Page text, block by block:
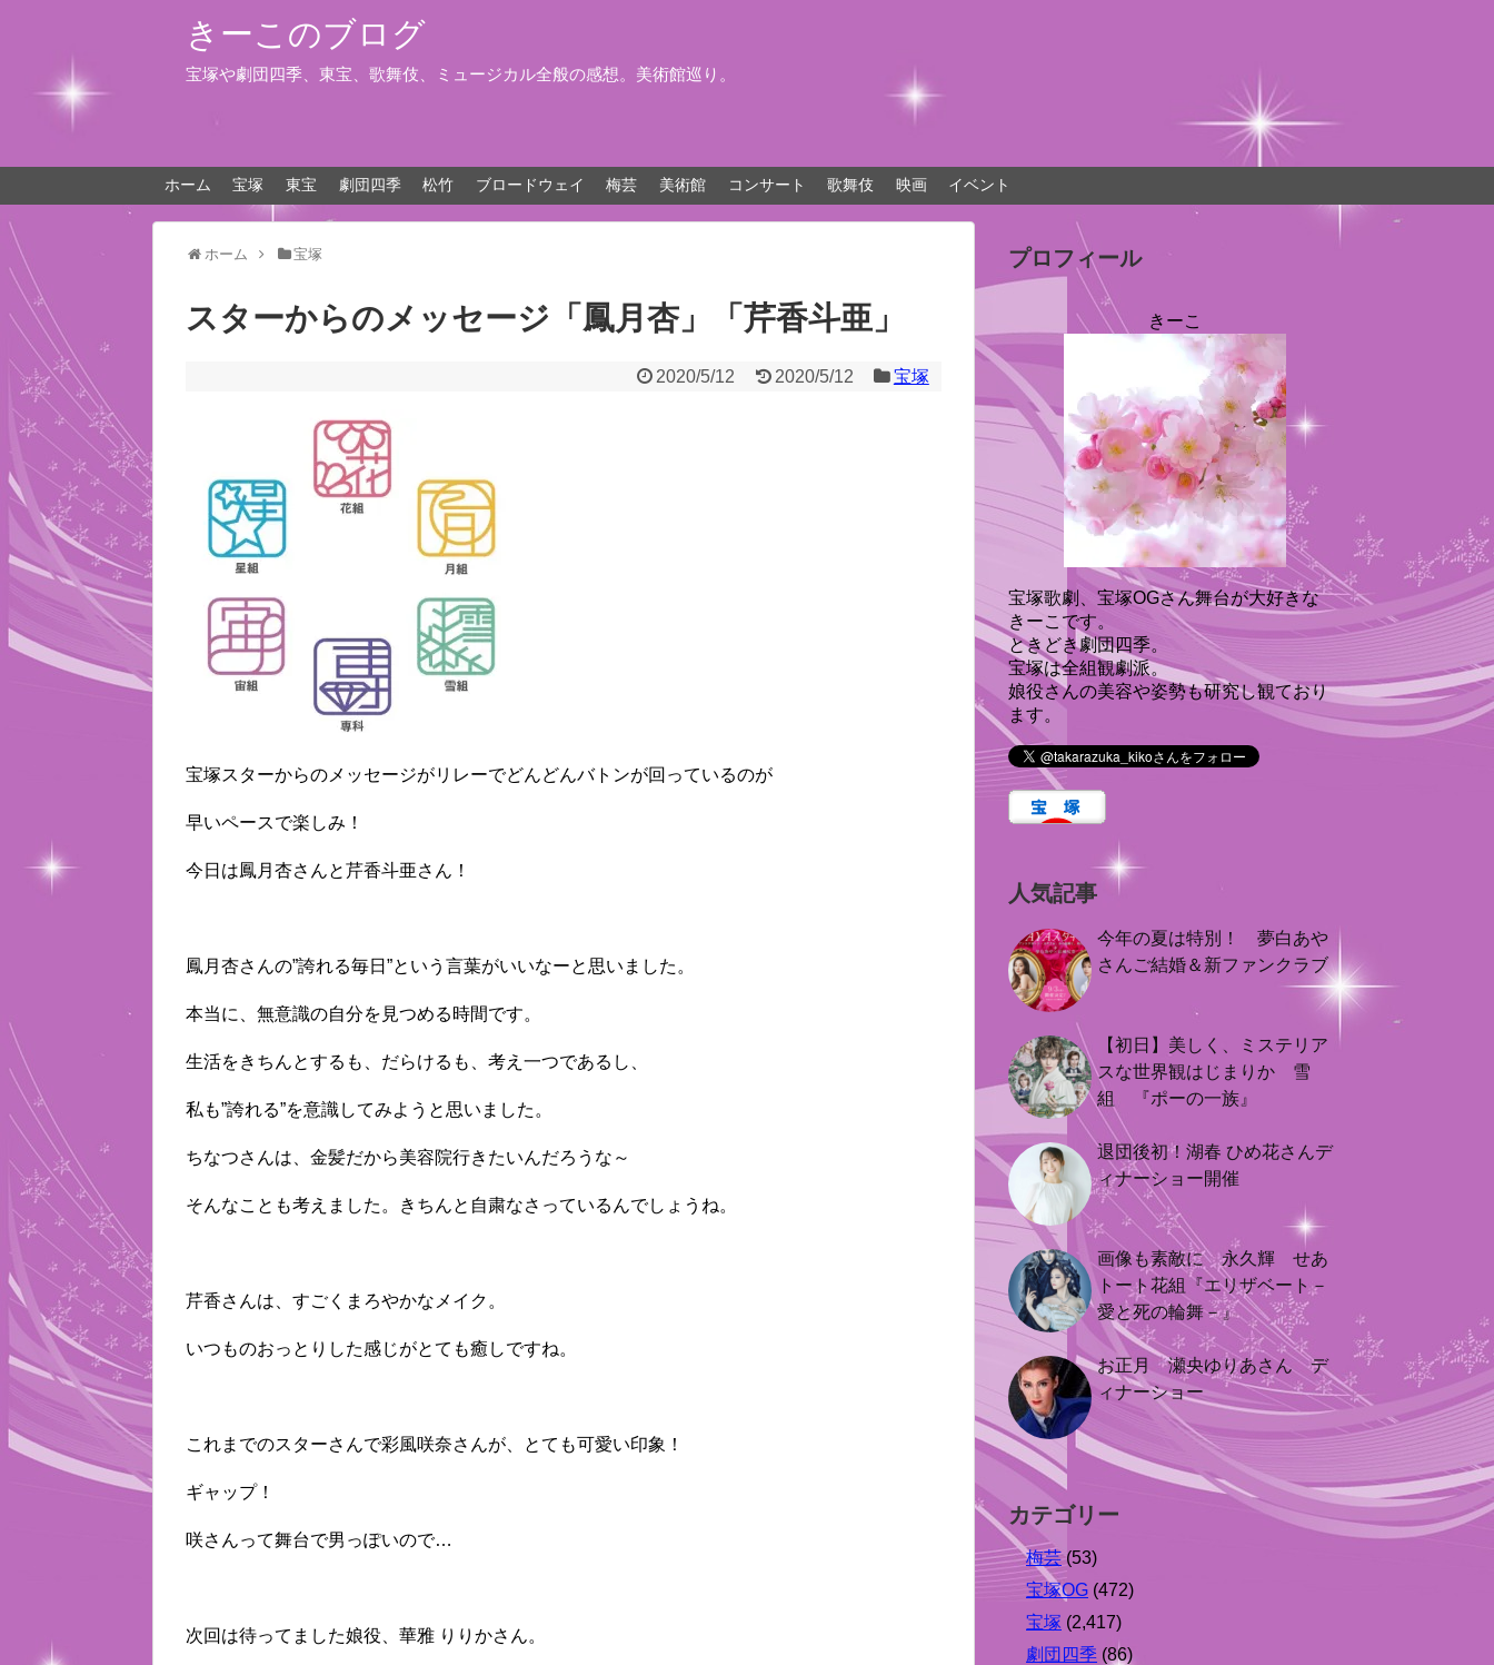
きーこのブログ
宝塚や劇団四季、東宝、歌舞伎、ミュージカル全般の感想。美術館巡り。
ホーム 宝塚 東宝 劇団四季 松竹 ブロードウェイ 梅芸 美術館 コンサート 歌舞伎 映画 イベント
ホーム 宝塚
スターからのメッセージ「鳳月杏」「芹香斗亜」
2020/5/12 2020/5/12 宝塚
宝塚スターからのメッセージがリレーでどんどんバトンが回っているのが
早いペースで楽しみ！
今日は鳳月杏さんと芹香斗亜さん！
鳳月杏さんの”誇れる毎日”という言葉がいいなーと思いました。
本当に、無意識の自分を見つめる時間です。
生活をきちんとするも、だらけるも、考え一つであるし、
私も”誇れる”を意識してみようと思いました。
ちなつさんは、金髪だから美容院行きたいんだろうな～
そんなことも考えました。きちんと自粛なさっているんでしょうね。
芹香さんは、すごくまろやかなメイク。
いつものおっとりした感じがとても癒しですね。
これまでのスターさんで彩風咲奈さんが、とても可愛い印象！
ギャップ！
咲さんって舞台で男っぽいので…
次回は待ってました娘役、華雅 りりかさん。
プロフィール
きーこ
宝塚歌劇、宝塚OGさん舞台が大好きな
きーこです。
ときどき劇団四季。
宝塚は全組観劇派。
娘役さんの美容や姿勢も研究し観ており
ます。
人気記事
今年の夏は特別！ 夢白あや
さんご結婚＆新ファンクラブ
【初日】美しく、ミステリア
スな世界観はじまりか 雪
組 『ポーの一族』
退団後初！湖春 ひめ花さんデ
ィナーショー開催
画像も素敵に 永久輝 せあ
トート花組『エリザベート－
愛と死の輪舞－』
お正月 瀬央ゆりあさん デ
ィナーショー
カテゴリー
梅芸(53)
宝塚OG (472)
宝塚 (2,417)
劇団四季 (86)